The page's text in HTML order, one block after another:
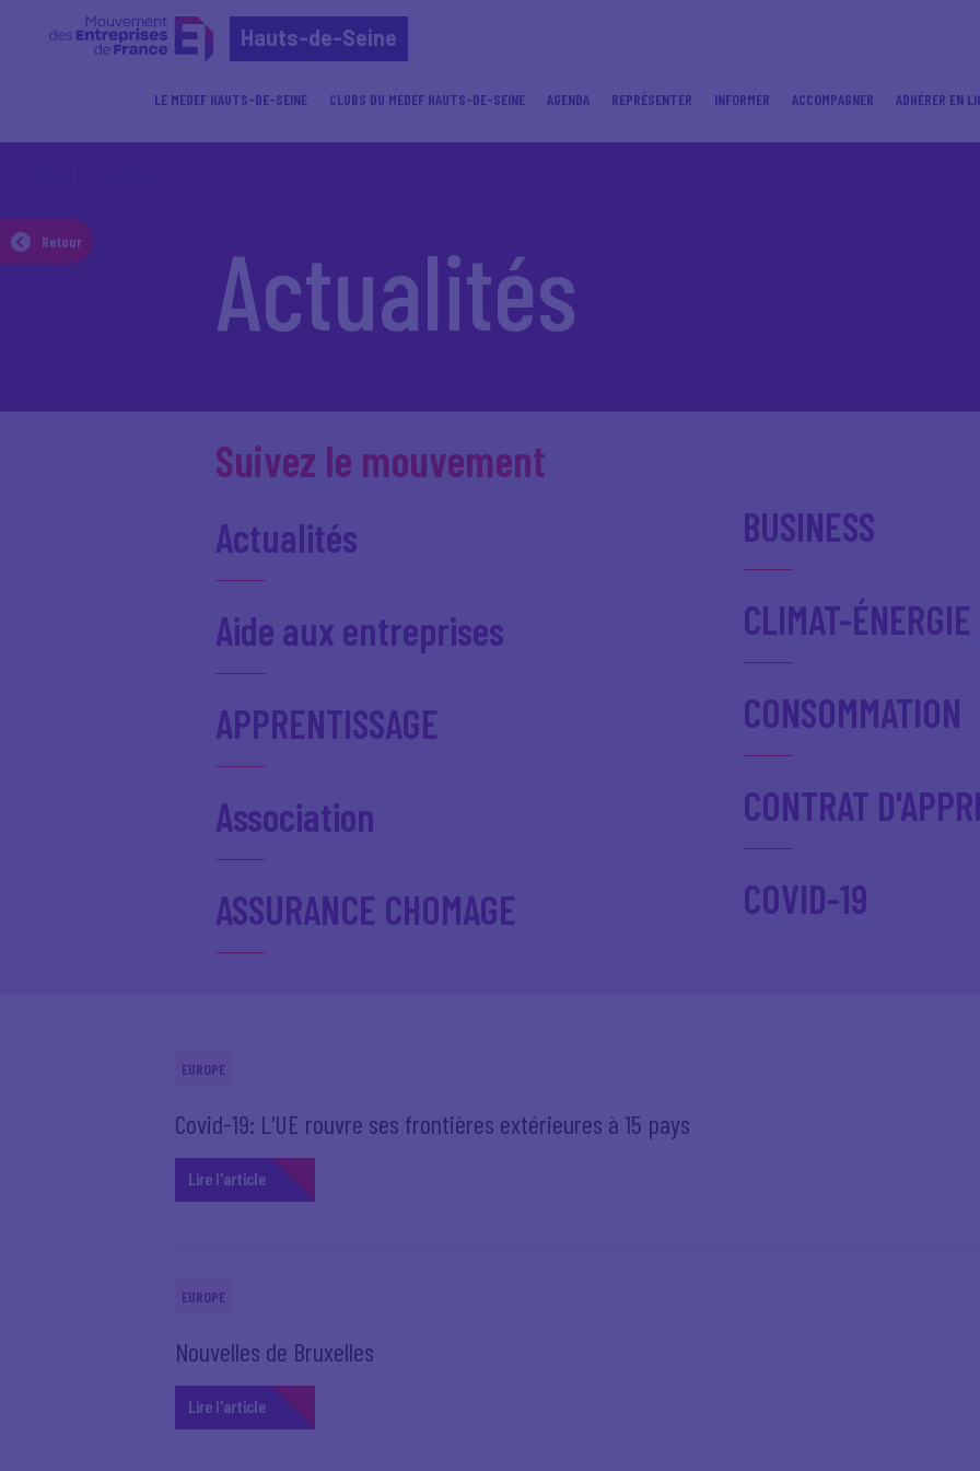
Hauts-de-Seine
LE MEDEF HAUTS-DE-SEINE CLUBS DU MEDEF HAUTS-DE-SEINE AGENDA REPRÉSENTER INFORMER ACCOMPAGNER ADHÉRER EN
Retour Actualités
Suivez le mouvement
Actualités
Aide aux entreprises
APPRENTISSAGE
Association
ASSURANCE CHOMAGE
BUSINESS
CLIMAT-ÉNERGIE
CONSOMMATION
CONTRAT
COVID-19
EUROPE
Covid-19: L'UE rouvre ses frontières extérieures à 15 pays
Lire l'article
EUROPE
Nouvelles de Bruxelles
Lire l'article